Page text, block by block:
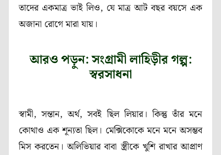
তাদের একমাত্র ভাই লিও, যে মাত্র আট বছর বয়সে এক
অজানা রোগে মারা যায়।
আরও পড়ুন: সংগ্রামী লাহিড়ীর গল্প:
স্বরসাধনা
স্বামী, সন্তান, অর্থ, সবই ছিল লিয়ার। কিন্তু তাঁর মনে
কোথাও এক শূন্যতা ছিল। মেক্সিকোকে মনে মনে অসম্ভব
মিস করতেন। অলিভিয়ার বাবা স্ত্রীকে খুশি রাখার আপ্রাণ